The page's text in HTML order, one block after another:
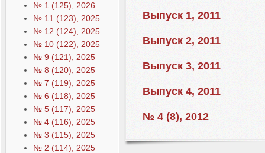
№ 1 (125), 2026
№ 11 (123), 2025
№ 12 (124), 2025
№ 10 (122), 2025
№ 9 (121), 2025
№ 8 (120), 2025
№ 7 (119), 2025
№ 6 (118), 2025
№ 5 (117), 2025
№ 4 (116), 2025
№ 3 (115), 2025
№ 2 (114), 2025
Выпуск 1, 2011
Выпуск 2, 2011
Выпуск 3, 2011
Выпуск 4, 2011
№ 4 (8), 2012